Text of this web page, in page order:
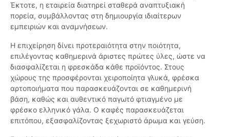
Έκτοτε, η εταιρεία διατηρεί σταθερά αναπτυξιακή
πορεία, συμβάλλοντας στη δημιουργία ιδιαίτερων
εμπειριών και αναμνήσεων.
Η επιχείρηση δίνει προτεραιότητα στην ποιότητα,
επιλέγοντας καθημερινά άριστες πρώτες ύλες, ώστε να
διασφαλίζεται η φρεσκάδα κάθε προϊόντος. Στους
χώρους της προσφέρονται χειροποίητα γλυκά, φρέσκα
αρτοποιήματα που παρασκευάζονται σε καθημερινή
βάση, καθώς και αυθεντικό παγωτό φτιαγμένο με
φρέσκο ελληνικό γάλα. Ο καφές παρασκευάζεται
επιτόπου, εξασφαλίζοντας ξεχωριστό άρωμα και γεύση.